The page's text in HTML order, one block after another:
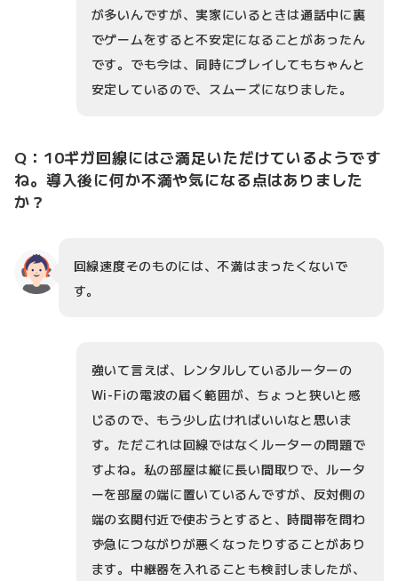
が多いんですが、実家にいるときは通話中に裏
でゲームをすると不安定になることがあったん
です。でも今は、同時にプレイしてもちゃんと
安定しているので、スムーズになりました。
Q：10ギガ回線にはご満足いただけているようです
ね。導入後に何か不満や気になる点はありました
か？
回線速度そのものには、不満はまったくないで
す。
強いて言えば、レンタルしているルーターの
Wi-Fiの電波の届く範囲が、ちょっと狭いと感
じるので、もう少し広ければいいなと思いま
す。ただこれは回線ではなくルーターの問題で
すよね。私の部屋は縦に長い間取りで、ルータ
ーを部屋の端に置いているんですが、反対側の
端の玄関付近で使おうとすると、時間帯を問わ
ず急につながりが悪くなったりすることがあり
ます。中継器を入れることも検討しましたが、